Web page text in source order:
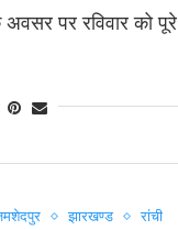
अवसर पर रविवार को पूरे
झारखण्ड रांची